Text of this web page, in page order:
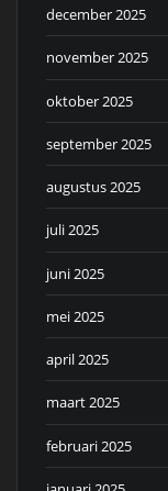
december 2025
november 2025
oktober 2025
september 2025
augustus 2025
juli 2025
juni 2025
mei 2025
april 2025
maart 2025
februari 2025